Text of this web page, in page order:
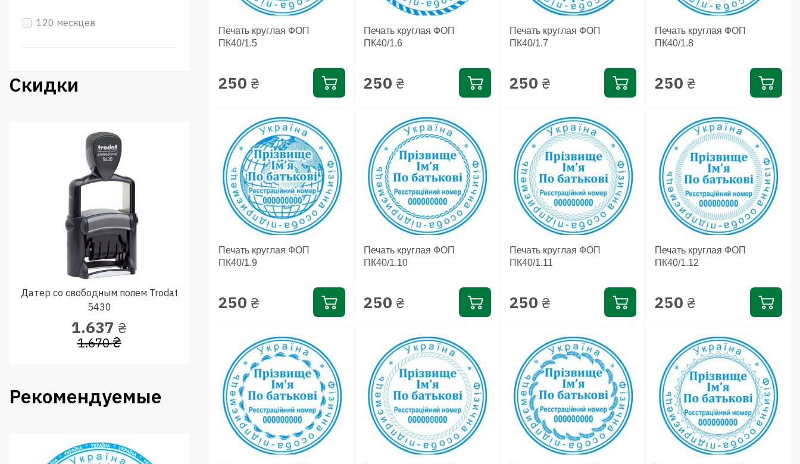
Печать круглая ФОП
ПК40/1.5
250 ₴
Печать круглая ФОП
ПК40/1.6
250 ₴
Печать круглая ФОП
ПК40/1.7
250 ₴
Печать круглая ФОП
ПК40/1.8
250 ₴
Печать круглая ФОП
ПК40/1.9
250 ₴
Печать круглая ФОП
ПК40/1.10
250 ₴
Печать круглая ФОП
ПК40/1.11
250 ₴
Печать круглая ФОП
ПК40/1.12
250 ₴
120 месяцев
Скидки
Датер со свободным полем Trodat
5430
1.637 ₴
1.670₴
Рекомендуемые